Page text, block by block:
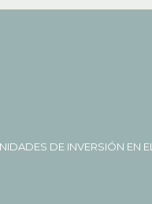
DE INVERSIÓN EN EL